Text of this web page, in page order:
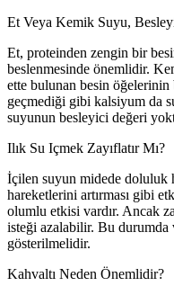
Et Veya Kemik Suyu,
Et, proteinden zengin bir
beslenmesinde önemlidir.
ette bulunan besin öğelerinin
geçmediği gibi kalsiyum da
suyunun besleyici değeri
Ilık Su Içmek Zayıflatır Mı?
İçilen suyun midede doluluk
hareketlerini artırması gibi
olumlu etkisi vardır. Ancak
isteği azalabilir. Bu durumda
gösterilmelidir.
Kahvaltı Neden Önemlidir?